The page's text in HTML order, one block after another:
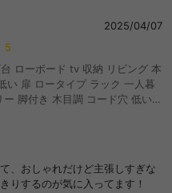
イバーの使いすぎで手のひらが
いサイズのものが見当たらず探
ィに黒足(足つきもなかなかな
染んでとても素敵です！
2025/04/07
5
本
い 扉 ロータイプ ラック 一人暮
ー 脚付き 木目調 コード穴 低い
、おしゃれだけど主張しすぎな
りするのが気に入ってます！